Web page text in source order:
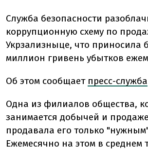
Служба безопасности
коррупционную схему по
Укрзализныце, что приносила
миллион гривень убытков
Об этом сообщает пресс-служба
Одна из филиалов общества,
занимается добычей и
продавала его только
Ежемесячно на этом в среднем